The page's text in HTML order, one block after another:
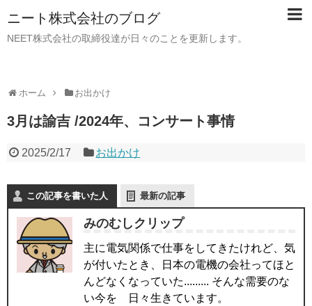
ニート株式会社のブログ
NEET株式会社の取締役達が日々のことを更新します。
ホーム お出かけ
3月は諭吉 /2024年、コンサート事情
2025/2/17 お出かけ
この記事を書いた人 最新の記事
みのむしクリップ
主に電気関係で仕事をしてきたけれど、気
が付いたとき、日本の電機の会社ってほと
んどなくなっていた......... そんな需要のな
い今を 日々生きています。